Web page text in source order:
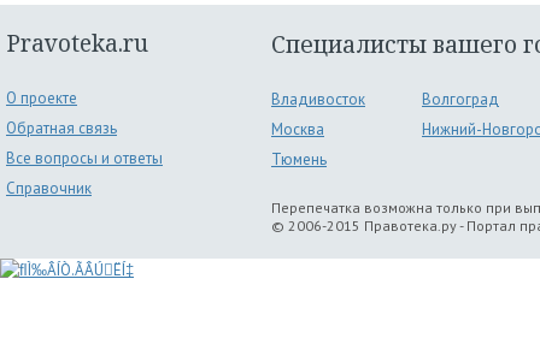
Pravoteka.ru
О проекте
Обратная связь
Все вопросы и ответы
Справочник
Специалисты вашего
Владивосток
Волгоград
Москва
Нижний-
Тюмень
Перепечатка возможна только при
© 2006-2015 Правотека.ру - Портал